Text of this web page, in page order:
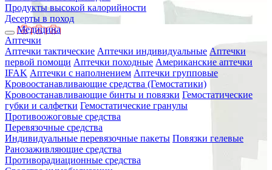
Продукты высокой калорийности
Десерты в поход
Медицина
Аптечки
Аптечки тактические Аптечки индивидуальные Аптечки
первой помощи Аптечки походные Американские аптечки
IFAK Аптечки с наполнением Аптечки групповые
Кровоостанавливающие средства (Гемостатики)
Кровоостанавливающие бинты и повязки Гемостатические
губки и салфетки Гемостатические гранулы
Противоожоговые средства
Перевязочные средства
Индивидуальные перевязочные пакеты Повязки гелевые
Ранозаживляющие средства
Противорадиационные средства